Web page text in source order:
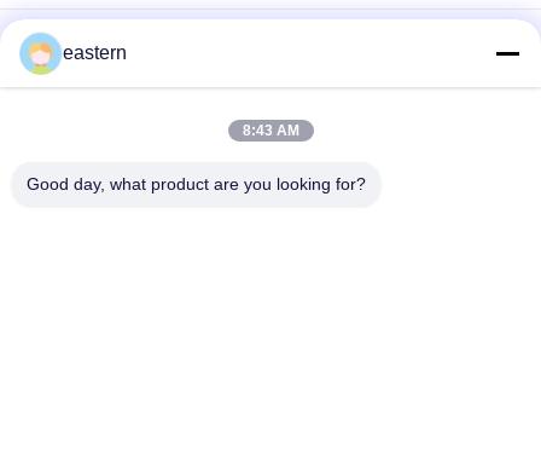
경구용 시알리스 타달라필 100mg 라벨
SS-31 강한 접착제 라벨 펩타이드 플라스크 라벨
바이오멕스 실험실 기록저장소 동화작용 주문 제작된 브랜드와 광
eastern
8:43 AM
Good day, what product are you looking for?